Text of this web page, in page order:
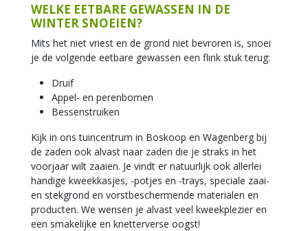
WELKE EETBARE GEWASSEN IN DE
WINTER SNOEIEN?
Mits het niet vriest en de grond niet bevroren is, snoei
je de volgende eetbare gewassen een flink stuk terug:
Druif
Appel- en perenbomen
Bessenstruiken
Kijk in ons tuincentrum in Boskoop en Wagenberg bij
de zaden ook alvast naar zaden die je straks in het
voorjaar wilt zaaien. Je vindt er natuurlijk ook allerlei
handige kweekkasjes, -potjes en -trays, speciale zaai-
en stekgrond en vorstbeschermende materialen en
producten. We wensen je alvast veel kweekplezier en
een smakelijke en knetterverse oogst!